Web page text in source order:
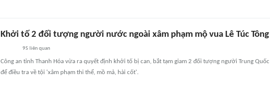
Khởi tố 2 đối tượng người nước ngoài xâm phạm mộ vua Lê Túc Tông
95 liên quan
Công an tỉnh Thanh Hóa vừa ra quyết định khởi tố bị can, bắt tạm giam 2 đối tượng người Trung Quốc
để điều tra về tội 'xâm phạm thi thể, mồ mả, hài cốt'.